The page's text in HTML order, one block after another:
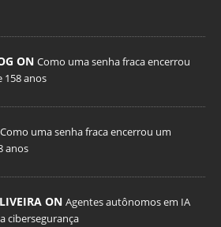
ON Como uma senha fraca encerrou
158 anos
Como uma senha fraca encerrou um
anos
ON Agentes autônomos em IA
cibersegurança